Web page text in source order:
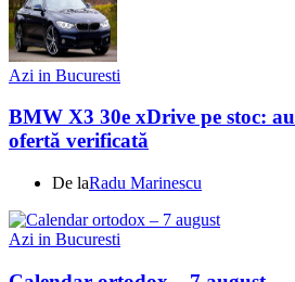
Azi in Bucuresti
BMW X3 30e xDrive pe stoc:
ofertă verificată
De laRadu Marinescu
Azi in Bucuresti